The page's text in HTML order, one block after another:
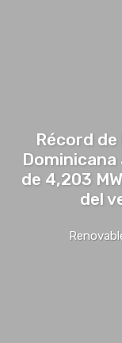
Récord
de 4,203
del